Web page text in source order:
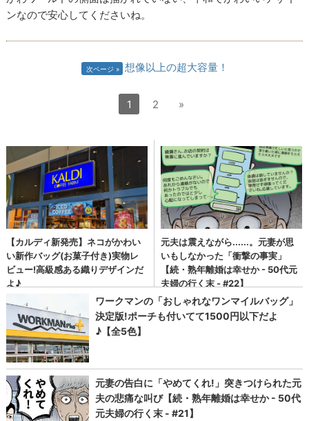
ンなので安心してくださいね。
次ページ 想像以上の超大容量！
1 2 »